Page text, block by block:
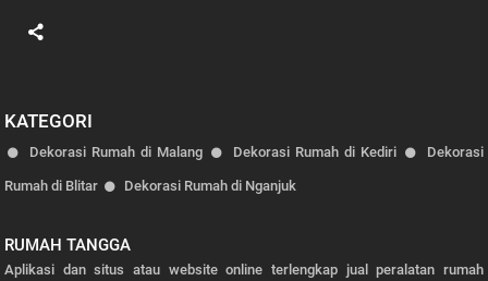
KATEGORI
Dekorasi Rumah di Malang Dekorasi Rumah di Kediri Dekorasi
Rumah di Blitar Dekorasi Rumah di Nganjuk
RUMAH TANGGA
Aplikasi dan situs atau website online terlengkap jual peralatan rumah